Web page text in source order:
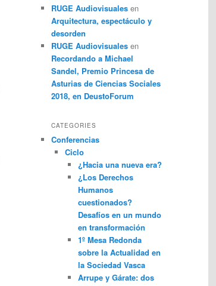
RUGE Audiovisuales en
Arquitectura, espectáculo y
desorden
RUGE Audiovisuales en
Recordando a Michael
Sandel, Premio Princesa de
Asturias de Ciencias Sociales
2018, en DeustoForum
CATEGORIES
Conferencias
Ciclo
¿Hacia una nueva era?
¿Los Derechos
Humanos
cuestionados?
Desafíos en un mundo
en transformación
1º Mesa Redonda
sobre la Actualidad en
la Sociedad Vasca
Arrupe y Gárate: dos